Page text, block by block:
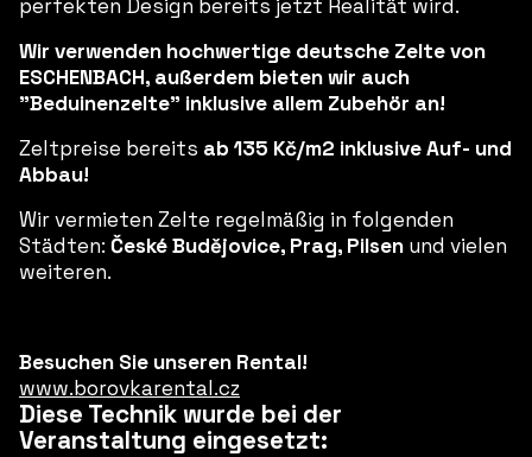
perfekten Design bereits jetzt Realität wird.
Wir verwenden hochwertige deutsche Zelte von
ESCHENBACH, außerdem bieten wir auch
"Beduinenzelte" inklusive allem Zubehör an!
Zeltpreise bereits ab 135 Kč/m2 inklusive Auf- und
Abbau!
Wir vermieten Zelte regelmäßig in folgenden
Städten: České Budějovice, Prag, Pilsen und vielen
weiteren.
Besuchen Sie unseren Rental!
www.borovkarental.cz
Diese Technik wurde bei der
Veranstaltung eingesetzt: